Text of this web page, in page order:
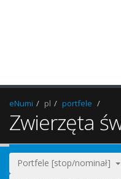
eNumi pl portfele
Zwierzęta
Portfele [stop/nominał]